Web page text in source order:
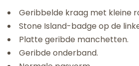
Geribbelde kraag met kleine
Stone Island-badge op de
Platte geribde manchetten.
Geribde onderband.